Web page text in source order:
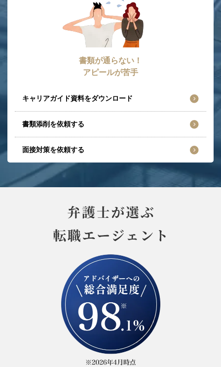
書類が通らない！
アピールが苦手
キャリアガイド資料をダウンロード
書類添削を依頼する
面接対策を依頼する